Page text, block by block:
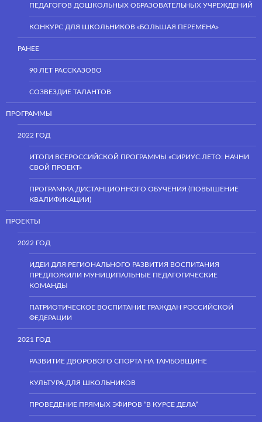
ПЕДАГОГОВ ДОШКОЛЬНЫХ ОБРАЗОВАТЕЛЬНЫХ УЧРЕЖДЕНИЙ
КОНКУРС ДЛЯ ШКОЛЬНИКОВ «БОЛЬШАЯ ПЕРЕМЕНА»
РАНЕЕ
90 ЛЕТ РАССКАЗОВО
СОЗВЕЗДИЕ ТАЛАНТОВ
ПРОГРАММЫ
2022 ГОД
ИТОГИ ВСЕРОССИЙСКОЙ ПРОГРАММЫ «СИРИУС.ЛЕТО: НАЧНИ
СВОЙ ПРОЕКТ»
ПРОГРАММА ДИСТАНЦИОННОГО ОБУЧЕНИЯ (ПОВЫШЕНИЕ
КВАЛИФИКАЦИИ)
ПРОЕКТЫ
2022 ГОД
ИДЕИ ДЛЯ РЕГИОНАЛЬНОГО РАЗВИТИЯ ВОСПИТАНИЯ
ПРЕДЛОЖИЛИ МУНИЦИПАЛЬНЫЕ ПЕДАГОГИЧЕСКИЕ
КОМАНДЫ
ПАТРИОТИЧЕСКОЕ ВОСПИТАНИЕ ГРАЖДАН РОССИЙСКОЙ
ФЕДЕРАЦИИ
2021 ГОД
РАЗВИТИЕ ДВОРОВОГО СПОРТА НА ТАМБОВЩИНЕ
КУЛЬТУРА ДЛЯ ШКОЛЬНИКОВ
ПРОВЕДЕНИЕ ПРЯМЫХ ЭФИРОВ “В КУРСЕ ДЕЛА”